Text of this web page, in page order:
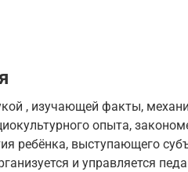
, изучающей факты,
опыта,
ребёнка, выступающего
и управляется